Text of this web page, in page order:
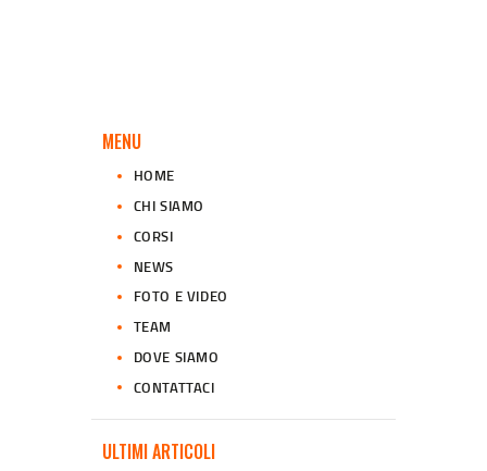
MENU
HOME
CHI SIAMO
CORSI
NEWS
FOTO E VIDEO
TEAM
DOVE SIAMO
CONTATTACI
ULTIMI ARTICOLI